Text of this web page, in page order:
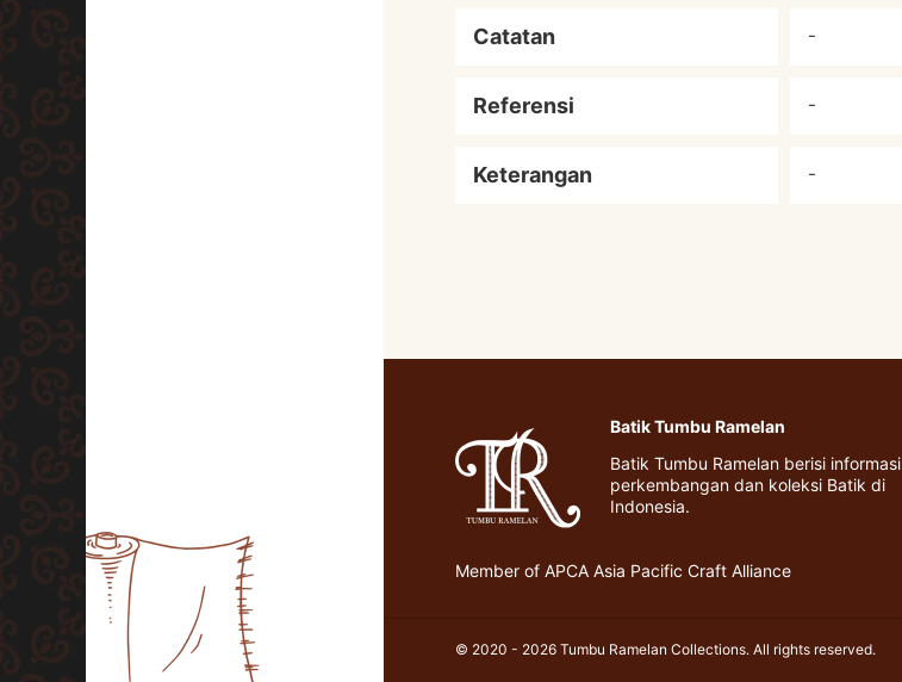
Catatan -
Referensi -
Keterangan -
Batik Tumbu Ramelan
Batik Tumbu Ramelan berisi informasi
perkembangan dan koleksi Batik di
Indonesia.
Member of APCA Asia Pacific Craft Alliance
© 2020 - 2026 Tumbu Ramelan Collections. All rights reserved.